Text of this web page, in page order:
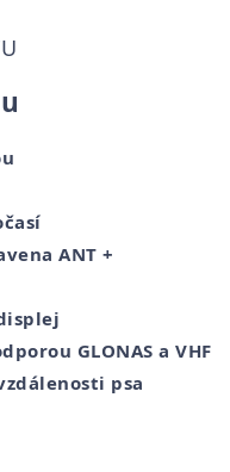
ANT +
GLONAS a VHF
psa